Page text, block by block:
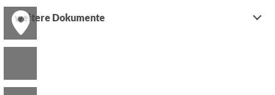
weitere Dokumente